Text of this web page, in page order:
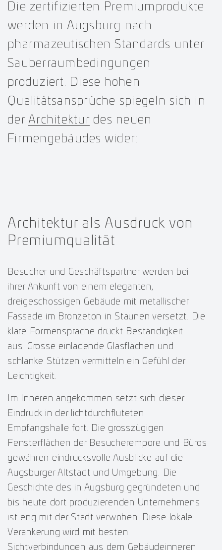
Die zertifizierten Premiumprodukte
werden in Augsburg nach
pharmazeutischen Standards unter
Sauberraumbedingungen
produziert. Diese hohen
Qualitätsansprüche spiegeln sich in
der Architekturdes neuen
Firmengebäudes wider:
Architektur als Ausdruck von
Premiumqualität
Besucher und Geschäftspartner werden bei
ihrer Ankunft von einem eleganten,
dreigeschossigen Gebäude mit metallischer
Fassade im Bronzeton in Staunen versetzt. Die
klare Formensprache drückt Beständigkeit
aus. Grosse einladende Glasflächen und
schlanke Stützen vermitteln ein Gefühl der
Leichtigkeit.
Im Inneren angekommen setzt sich dieser
Eindruck in der lichtdurchfluteten
Empfangshalle fort. Die grosszügigen
Fensterflächen der Besucherempore und Büros
gewähren eindrucksvolle Ausblicke auf die
Augsburger Altstadt und Umgebung. Die
Geschichte des in Augsburg gegründeten und
bis heute dort produzierenden Unternehmens
ist eng mit der Stadt verwoben. Diese lokale
Verankerung wird mit besten
Sichtverbindungen aus dem Gebäudeinneren